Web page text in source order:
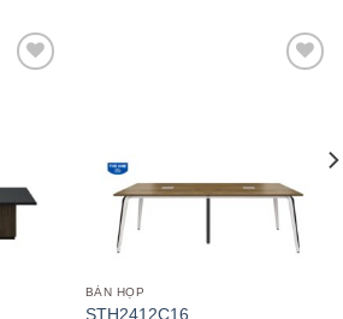
BÀN HỌP
STH2412C16